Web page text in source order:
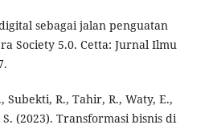
sebagai jalan penguatan
Society 5.0. Cetta: Jurnal Ilmu
Subekti, R., Tahir, R., Waty, E.,
(2023). Transformasi bisnis di